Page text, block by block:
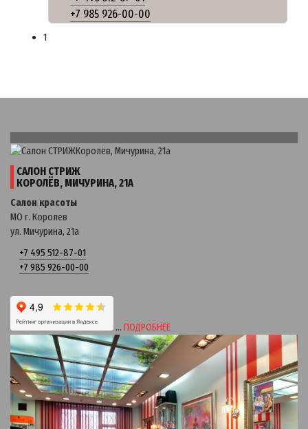
+7 985 926-00-00
1
САЛОН СТРИЖ
КОРОЛЁВ, МИЧУРИНА, 21А
Салон красоты
МО г. Королев
ул. Мичурина, 21a
+7 495 512-87-01
+7 985 926-00-00
… ПОДРОБНЕЕ